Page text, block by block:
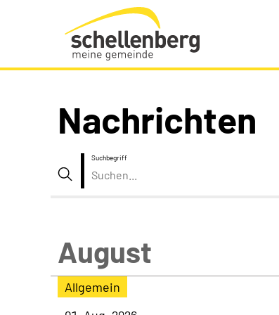
Gemeinde Schellenberg Startseite
Nachrichten
Suchbegriff
August
Allgemein